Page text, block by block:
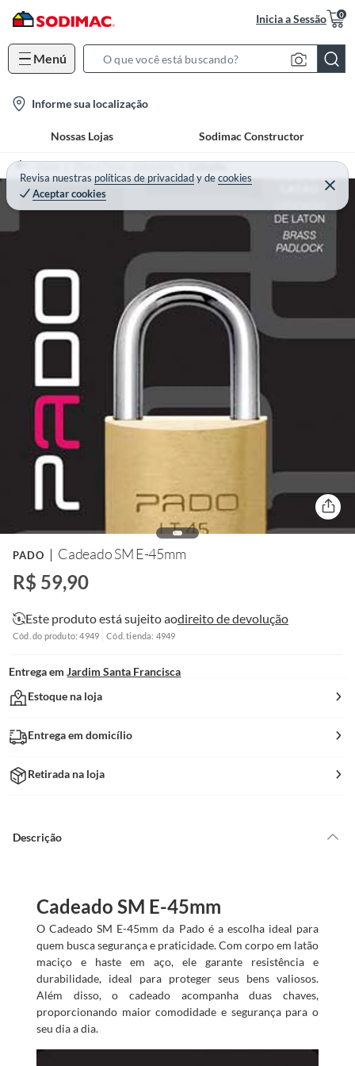
Inicia a Sessão 0
Menú
S
c
h
B
r
a
n
Informe sua localização
Nossas Lojas Sodimac Constructor
Revisa nuestras políticas de privacidadydecookies
Aceptar cookies
Home Pisos e Tintas - Segurança Cadeados
PADO Cadeado SM E-45mm
R$ 59,90
Este produto está sujeito aodireito de devolução
Cód. do produto: 4949 Cód. tienda: 4949
Entrega em Jardim Santa Francisca
Estoque na loja
Entrega em domicílio
Retirada na loja
Descrição
Cadeado SM E-45mm
O Cadeado SM E-45mm da Pado é a escolha ideal para
quem busca segurança e praticidade. Com corpo em latão
maciço e haste em aço, ele garante resistência e
durabilidade, ideal para proteger seus bens valiosos.
Além disso, o cadeado acompanha duas chaves,
proporcionando maior comodidade e segurança para o
seu dia a dia.